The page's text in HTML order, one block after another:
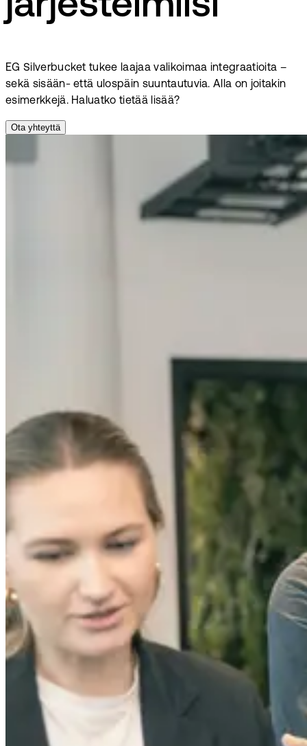
EG Silverbucket tukee laajaa valikoimaa integraatioita –
sekä sisään- että ulospäin suuntautuvia. Alla on joitakin
esimerkkejä. Haluatko tietää lisää?
Ota yhteyttä